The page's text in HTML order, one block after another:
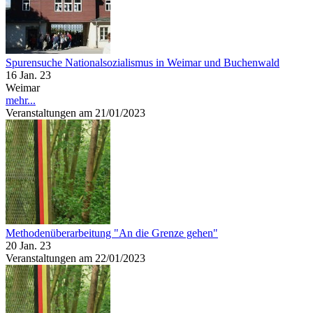
Spurensuche Nationalsozialismus in Weimar und Buchenwald
16 Jan. 23
Weimar
mehr...
Veranstaltungen am 21/01/2023
Methodenüberarbeitung "An die Grenze gehen"
20 Jan. 23
Veranstaltungen am 22/01/2023